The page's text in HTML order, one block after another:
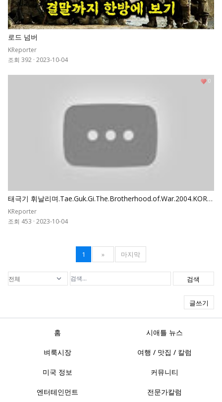
로드 넘버
KReporter
조회 392 · 2023-10-04
태극기 휘날리며.Tae.Guk.Gi.The.Brotherhood.of.War.2004.KORE
AN.REMASTERED.1080p
KReporter
조회 453 · 2023-10-04
0
1 » 마지막
검색
글쓰기
홈 시애틀 뉴스
벼룩시장 여행 / 맛집 / 칼럼
미국 정보 커뮤니티
엔터테인먼트 전문가칼럼